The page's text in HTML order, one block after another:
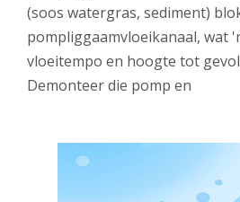
(soos watergras, sediment)
pompliggaamvloeikanaal, wat
vloeitempo en hoogte tot
Demonteer die pomp en